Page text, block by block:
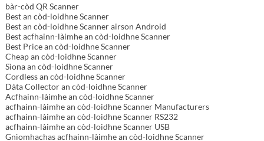
bàr-còd QR Scanner
Best an còd-loidhne Scanner
Best an còd-loidhne Scanner airson Android
Best acfhainn-làimhe an còd-loidhne Scanner
Best Price an còd-loidhne Scanner
Cheap an còd-loidhne Scanner
Sìona an còd-loidhne Scanner
Cordless an còd-loidhne Scanner
Dàta Collector an còd-loidhne Scanner
Acfhainn-làimhe an còd-loidhne Scanner
acfhainn-làimhe an còd-loidhne Scanner Manufacturers
acfhainn-làimhe an còd-loidhne Scanner RS232
acfhainn-làimhe an còd-loidhne Scanner USB
Gnìomhachas acfhainn-làimhe an còd-loidhne Scanner